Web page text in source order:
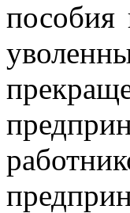
пособия